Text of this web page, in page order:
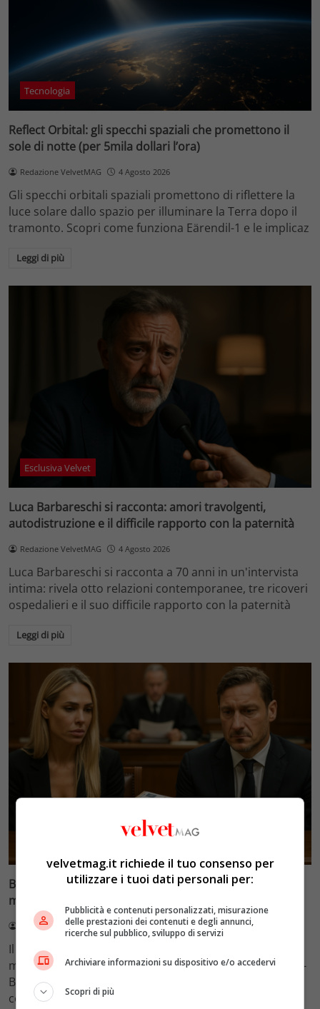
Tecnologia
Reflect Orbital: gli specchi spaziali che promettono il
sole di notte (per 5mila dollari l’ora)
Redazione VelvetMAG 4 Agosto 2026
Gli specchi orbitali spaziali promettono di riflettere la
luce solare dallo spazio per illuminare la Terra dopo il
tramonto. Scopri come funziona Eärendil-1 e le implicaz
Leggi di più
Esclusiva Velvet
Luca Barbareschi si racconta: amori travolgenti,
autodistruzione e il difficile rapporto con la paternità
Redazione VelvetMAG 4 Agosto 2026
Luca Barbareschi si racconta a 70 anni in un'intervista
intima: rivela otto relazioni contemporanee, tre ricoveri
ospedalieri e il suo difficile rapporto con la paternità
Leggi di più
Blasi vs Totti: il giudice riduce l’assegno di
mantenimento a 10.900 euro
Redazione VelvetMAG 4 Agosto 2026
Il Tribunale di Roma ha fissato l'assegno di
mantenimento figli a 10.900 euro mensili nel caso Totti-
Blasi, respingendo la richiesta di 20mila euro della
conduttrice.
velvetmag.it richiede il tuo consenso per
utilizzare i tuoi dati personali per:
Pubblicità e contenuti personalizzati, misurazione
delle prestazioni dei contenuti e degli annunci,
ricerche sul pubblico, sviluppo di servizi
Archiviare informazioni su dispositivo e/o accedervi
Scopri di più